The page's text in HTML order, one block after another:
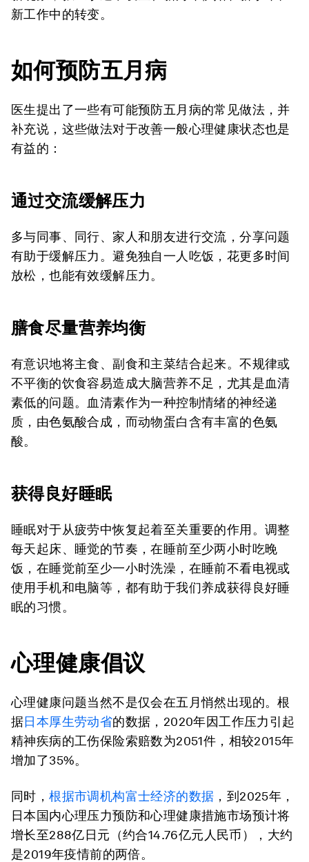
新工作中的转变。
如何预防五月病
医生提出了一些有可能预防五月病的常见做法，并
补充说，这些做法对于改善一般心理健康状态也是
有益的：
通过交流缓解压力
多与同事、同行、家人和朋友进行交流，分享问题
有助于缓解压力。避免独自一人吃饭，花更多时间
放松，也能有效缓解压力。
膳食尽量营养均衡
有意识地将主食、副食和主菜结合起来。不规律或
不平衡的饮食容易造成大脑营养不足，尤其是血清
素低的问题。血清素作为一种控制情绪的神经递
质，由色氨酸合成，而动物蛋白含有丰富的色氨
酸。
获得良好睡眠
睡眠对于从疲劳中恢复起着至关重要的作用。调整
每天起床、睡觉的节奏，在睡前至少两小时吃晚
饭，在睡觉前至少一小时洗澡，在睡前不看电视或
使用手机和电脑等，都有助于我们养成获得良好睡
眠的习惯。
心理健康倡议
心理健康问题当然不是仅会在五月悄然出现的。根
据日本厚生劳动省的数据，2020年因工作压力引起
精神疾病的工伤保险索赔数为2051件，相较2015年
增加了35%。
同时，根据市调机构富士经济的数据 ，到2025年，
日本国内心理压力预防和心理健康措施市场预计将
增长至288亿日元（约合14.76亿元人民币），大约
是2019年疫情前的两倍。